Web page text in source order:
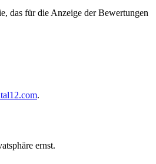
das für die Anzeige der Bewertungen
.
ernst.